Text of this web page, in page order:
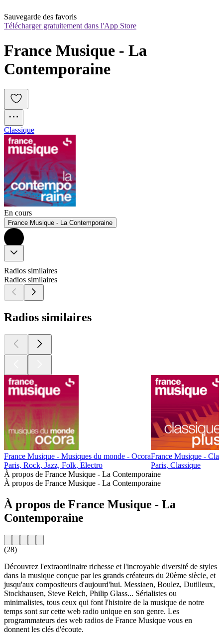
Sauvegarde des favoris
Télécharger gratuitement dans l'App Store
France Musique - La
Contemporaine
Classique
En cours
France Musique - La Contemporaine
Radios similaires
Radios similaires
Radios similaires
France Musique - Musiques du monde - Ocora
Paris, Rock, Jazz, Folk, Electro
France Musique -
Paris, Classique
À propos de France Musique - La Contemporaine
À propos de France Musique - La Contemporaine
À propos de France Musique - La
Contemporaine
(28)
Découvrez l'extraordinaire richesse et l'incroyable diversité de styles
dans la musique conçue par les grands créateurs du 20ème siècle, et
jusqu'aux compositeurs d'aujourd'hui. Messiaen, Boulez, Dutilleux,
Stockhausen, Steve Reich, Philip Glass... Sérialistes ou
minimalistes, tous ceux qui font l'histoire de la musique de notre
temps sont sur cette web radio unique en son genre. Les
programmateurs des web radios de France Musique vous en
donnent les clés d'écoute.